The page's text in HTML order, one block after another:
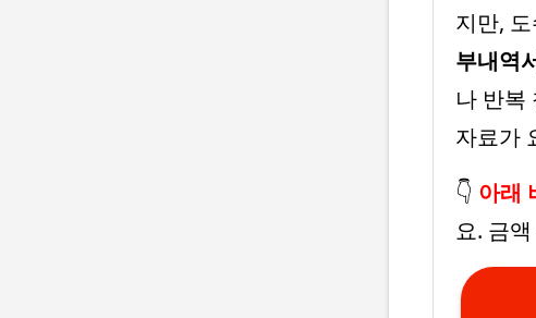
지만,
부내역
나 반복
자료가
👇 아래
요. 금